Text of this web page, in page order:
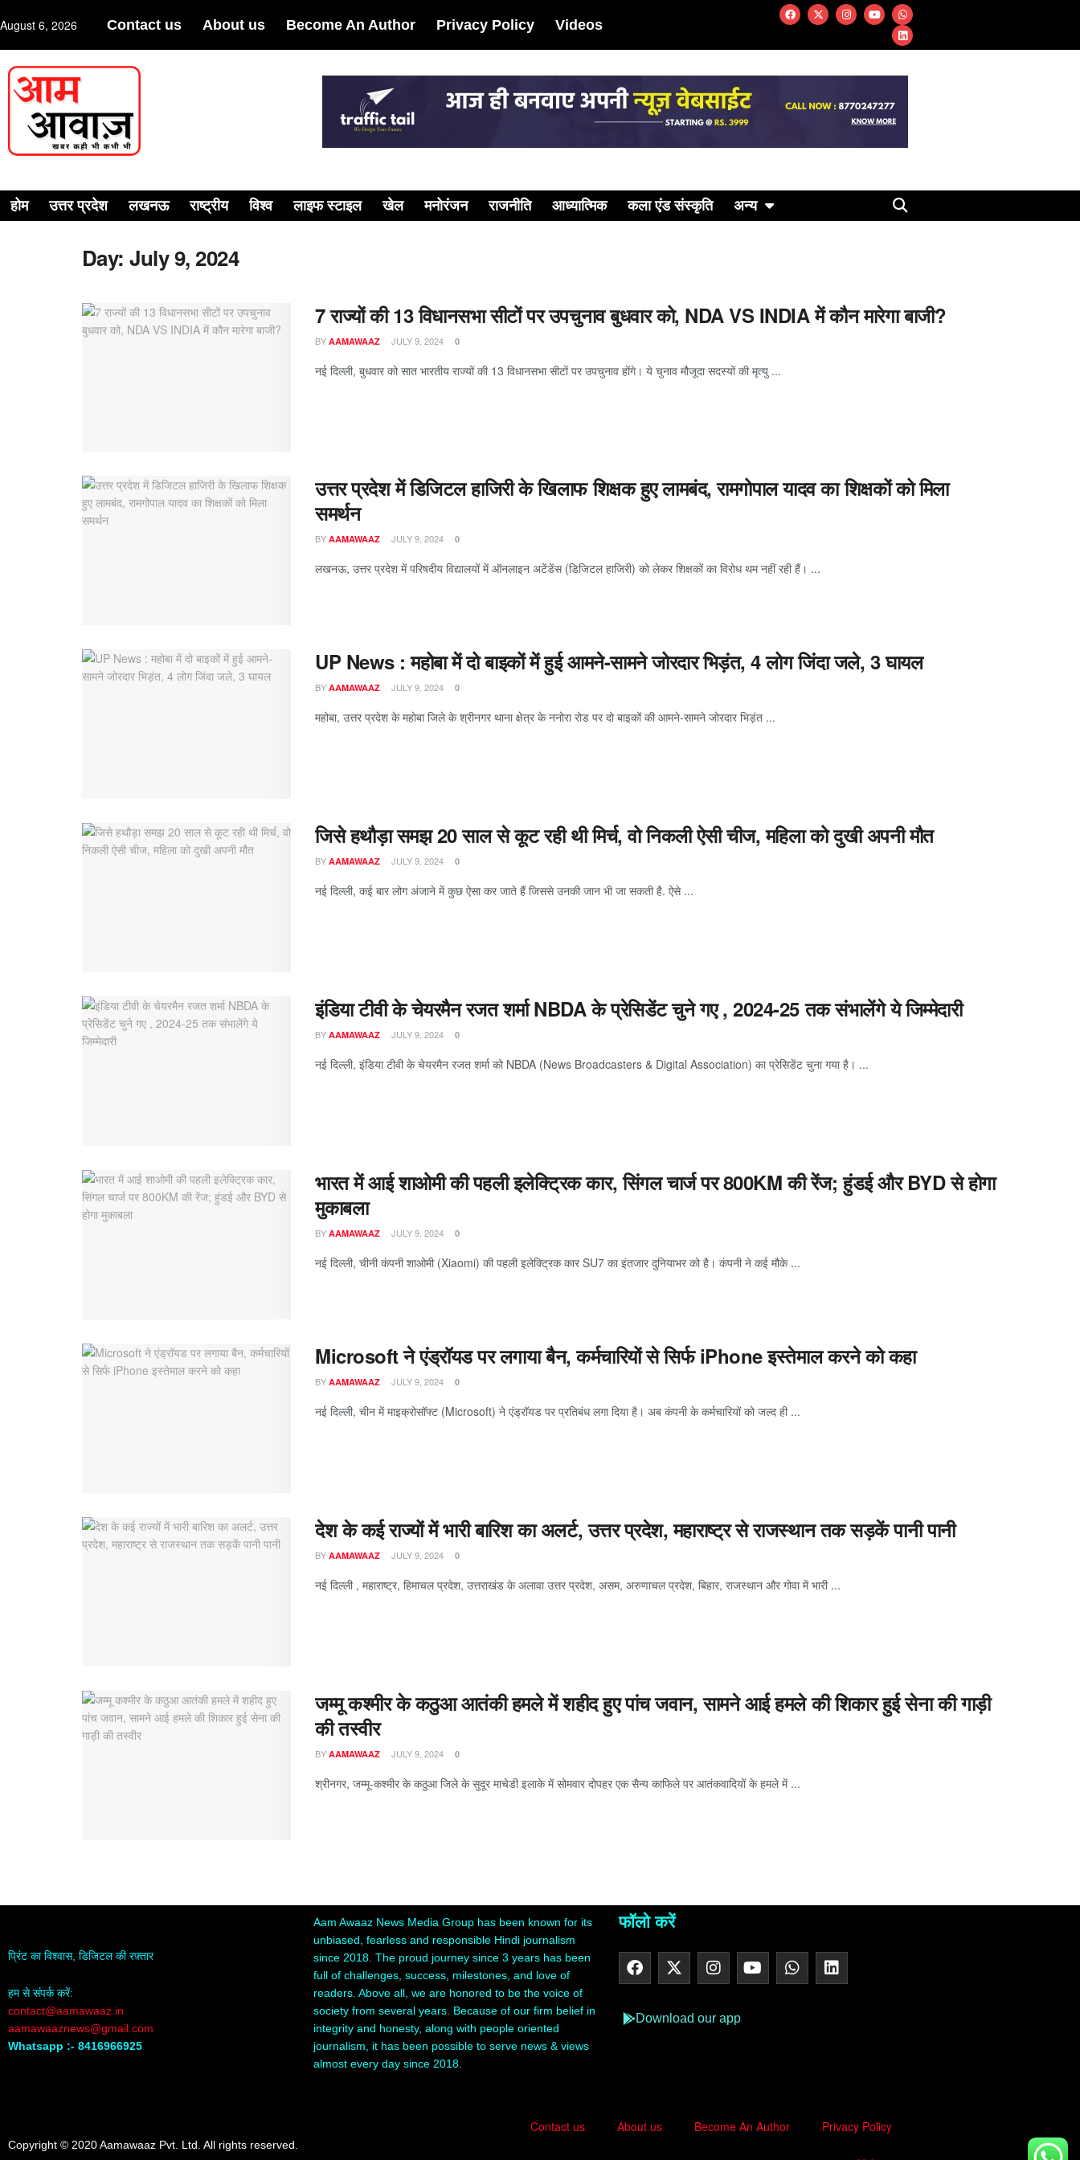
August 6, 2026 Contact us About us Become An Author Privacy Policy Videos
होम उत्तर प्रदेश लखनऊ राष्ट्रीय विश्व लाइफ स्टाइल खेल मनोरंजन राजनीति आध्यात्मिक कला एंड संस्कृति अन्य
Day:July 9, 2024
7 राज्यों की 13 विधानसभा सीटों पर उपचुनाव बुधवार को, NDA VS INDIA में कौन मारेगा बाजी?
BY AAMAWAAZ JULY 9, 2024 0
नई दिल्ली, बुधवार को सात भारतीय राज्यों की 13 विधानसभा सीटों पर उपचुनाव होंगे। ये चुनाव मौजूदा सदस्यों की मृत्यु ...
उत्तर प्रदेश में डिजिटल हाजिरी के खिलाफ शिक्षक हुए लामबंद, रामगोपाल यादव का शिक्षकों को मिला
समर्थन
BY AAMAWAAZ JULY 9, 2024 0
लखनऊ, उत्तर प्रदेश में परिषदीय विद्यालयों में ऑनलाइन अटेंडेंस (डिजिटल हाजिरी) को लेकर शिक्षकों का विरोध थम नहीं रही हैं। ...
UP News : महोबा में दो बाइकों में हुई आमने-सामने जोरदार भिड़ंत, 4 लोग जिंदा जले, 3 घायल
BY AAMAWAAZ JULY 9, 2024 0
महोबा, उत्तर प्रदेश के महोबा जिले के श्रीनगर थाना क्षेत्र के ननोरा रोड पर दो बाइकों की आमने-सामने जोरदार भिड़ंत ...
जिसे हथौड़ा समझ 20 साल से कूट रही थी मिर्च, वो निकली ऐसी चीज, महिला को दुखी अपनी मौत
BY AAMAWAAZ JULY 9, 2024 0
नई दिल्ली, कई बार लोग अंजाने में कुछ ऐसा कर जाते हैं जिससे उनकी जान भी जा सकती है. ऐसे ...
इंडिया टीवी के चेयरमैन रजत शर्मा NBDA के प्रेसिडेंट चुने गए , 2024-25 तक संभालेंगे ये जिम्मेदारी
BY AAMAWAAZ JULY 9, 2024 0
नई दिल्ली, इंडिया टीवी के चेयरमैन रजत शर्मा को NBDA (News Broadcasters & Digital Association) का प्रेसिडेंट चुना गया है। ...
भारत में आई शाओमी की पहली इलेक्ट्रिक कार, सिंगल चार्ज पर 800KM की रेंज; हुंडई और BYD से होगा
मुकाबला
BY AAMAWAAZ JULY 9, 2024 0
नई दिल्ली, चीनी कंपनी शाओमी (Xiaomi) की पहली इलेक्ट्रिक कार SU7 का इंतजार दुनियाभर को है। कंपनी ने कई मौके ...
Microsoft ने एंड्रॉयड पर लगाया बैन, कर्मचारियों से सिर्फ iPhone इस्तेमाल करने को कहा
BY AAMAWAAZ JULY 9, 2024 0
नई दिल्ली, चीन में माइक्रोसॉफ्ट (Microsoft) ने एंड्रॉयड पर प्रतिबंध लगा दिया है। अब कंपनी के कर्मचारियों को जल्द ही ...
देश के कई राज्यों में भारी बारिश का अलर्ट, उत्तर प्रदेश, महाराष्‍ट्र से राजस्थान तक सड़कें पानी पानी
BY AAMAWAAZ JULY 9, 2024 0
नई दिल्ली , महाराष्ट्र, हिमाचल प्रदेश, उत्तराखंड के अलावा उत्तर प्रदेश, असम, अरुणाचल प्रदेश, बिहार, राजस्थान और गोवा में भारी ...
जम्मू कश्मीर के कठुआ आतंकी हमले में शहीद हुए पांच जवान, सामने आई हमले की शिकार हुई सेना की गाड़ी
की तस्वीर
BY AAMAWAAZ JULY 9, 2024 0
श्रीनगर, जम्मू-कश्मीर के कठुआ जिले के सुदूर माचेडी इलाके में सोमवार दोपहर एक सैन्य काफिले पर आतंकवादियों के हमले में ...
प्रिंट का विश्वास, डिजिटल की रफ़्तार
हम से संपर्क करें:
contact@aamawaaz.in
aamawaaznews@gmail.com
Whatsapp :- 8416966925
Aam Awaaz News Media Group has been known for its
unbiased, fearless and responsible Hindi journalism
since 2018. The proud journey since 3 years has been
full of challenges, success, milestones, and love of
readers. Above all, we are honored to be the voice of
society from several years. Because of our firm belief in
integrity and honesty, along with people oriented
journalism, it has been possible to serve news & views
almost every day since 2018.
फॉलो करें
Download our app
Copyright © 2020 Aamawaaz Pvt. Ltd. All rights reserved.
Contact us About us Become An Author Privacy Policy